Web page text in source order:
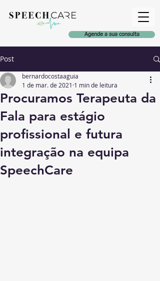
Agende a sua consulta
Post
Procuramos Terapeuta da
Fala para estágio
profissional e futura
integração na equipa
SpeechCare
bernardocostaaguia
1 de mar. de 2021 1 min de leitura